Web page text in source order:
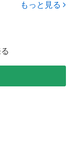
もっと見る